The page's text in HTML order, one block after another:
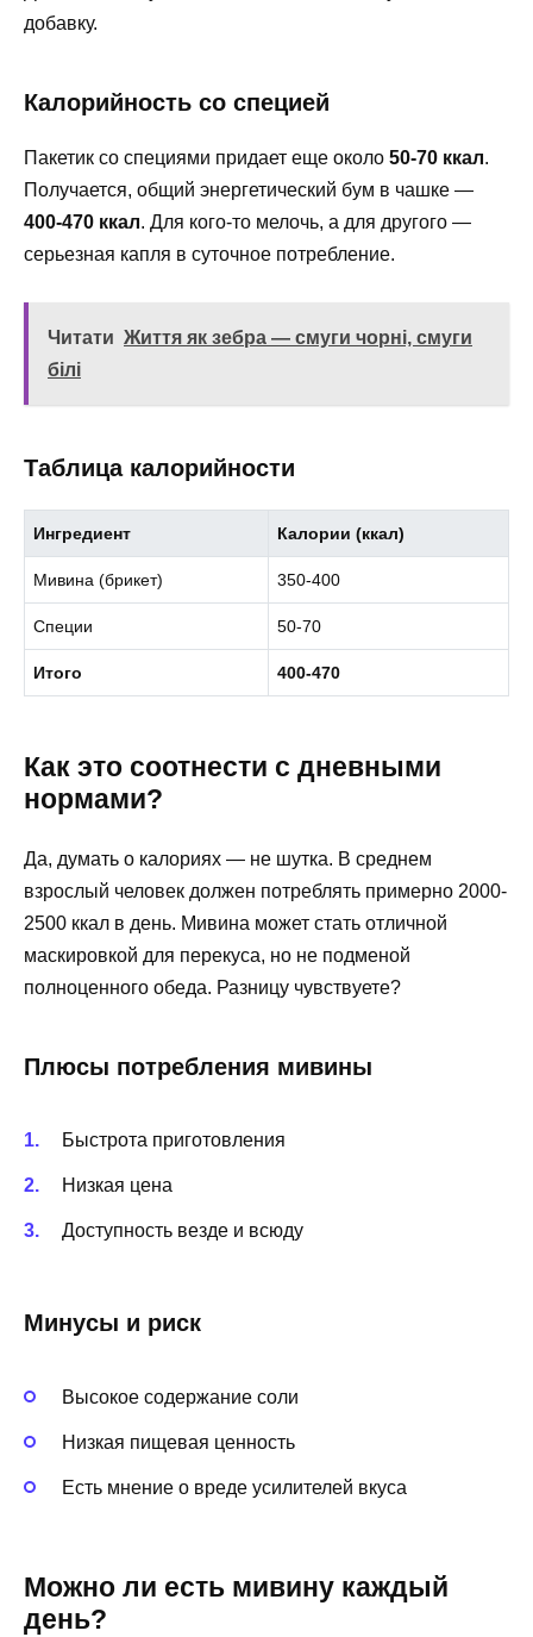
добавку.
Калорийность со специей
Пакетик со специями придает еще около 50-70 ккал.
Получается, общий энергетический бум в чашке —
400-470 ккал. Для кого-то мелочь, а для другого —
серьезная капля в суточное потребление.
Читати Життя як зебра — смуги чорні, смуги
білі
Таблица калорийности
Ингредиент Калории (ккал)
Мивина (брикет) 350-400
Специи 50-70
Итого 400-470
Как это соотнести с дневными
нормами?
Да, думать о калориях — не шутка. В среднем
взрослый человек должен потреблять примерно 2000-
2500 ккал в день. Мивина может стать отличной
маскировкой для перекуса, но не подменой
полноценного обеда. Разницу чувствуете?
Плюсы потребления мивины
Быстрота приготовления
Низкая цена
Доступность везде и всюду
Минусы и риск
Высокое содержание соли
Низкая пищевая ценность
Есть мнение о вреде усилителей вкуса
Можно ли есть мивину каждый
день?